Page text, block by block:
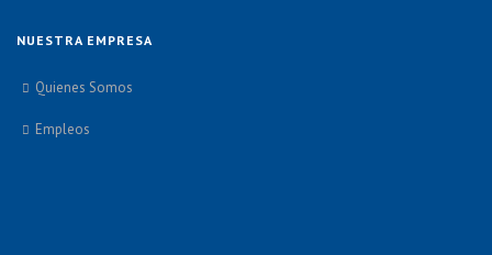
NUESTRA EMPRESA
Quienes Somos
Empleos